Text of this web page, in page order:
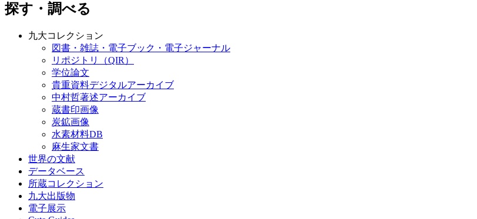
探す・調べる
九大コレクション
図書・雑誌・電子ブック・電子ジャーナル
リポジトリ（QIR）
学位論文
貴重資料デジタルアーカイブ
中村哲著述アーカイブ
蔵書印画像
炭鉱画像
水素材料DB
麻生家文書
世界の文献
データベース
所蔵コレクション
九大出版物
電子展示